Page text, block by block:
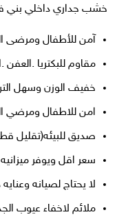
خشب جداري داخلي بني
آمن للأطفال ومرضى
مقاوم للبكتريا
خفيف الوزن وسهل
امن للاطفال ومرضي
صديق للبيئه(تقليل
سعر اقل ويوفر
لا يحتاج لصيانه وعنايه
ملائم لاخفاء عيوب